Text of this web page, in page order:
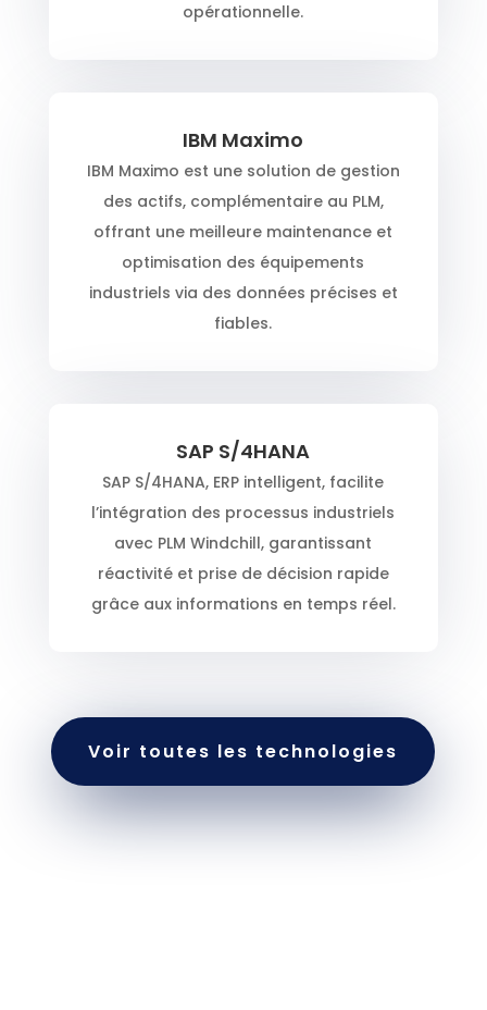
opérationnelle.
IBM Maximo
IBM Maximo est une solution de gestion
des actifs, complémentaire au PLM,
offrant une meilleure maintenance et
optimisation des équipements
industriels via des données précises et
fiables.
SAP S/4HANA
SAP S/4HANA, ERP intelligent, facilite
l’intégration des processus industriels
avec PLM Windchill, garantissant
réactivité et prise de décision rapide
grâce aux informations en temps réel.
Voir toutes les technologies